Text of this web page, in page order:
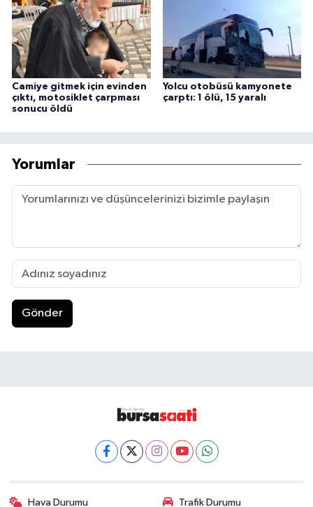
Camiye gitmek için evinden
çıktı, motosiklet çarpması
sonucu öldü
Yolcu otobüsü kamyonete
çarptı: 1 ölü, 15 yaralı
Yorumlar
Gönder
Hava Durumu Trafik Durumu